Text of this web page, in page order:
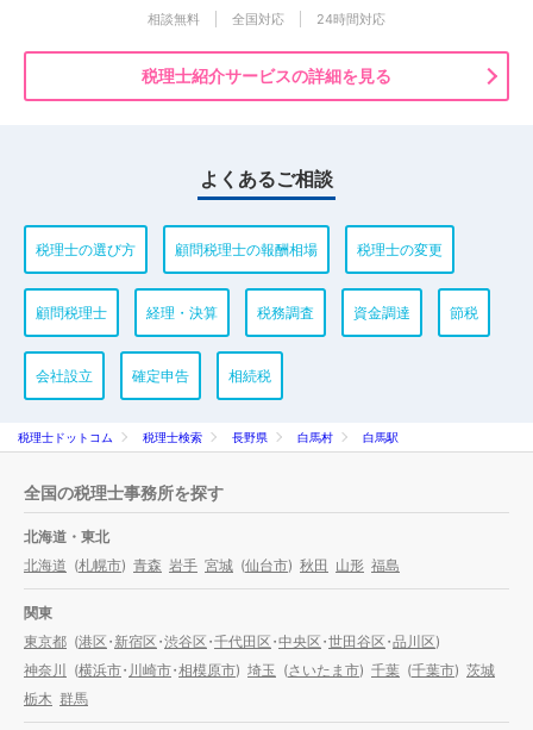
相談無料 全国対応 24時間対応
税理士紹介サービスの詳細を見る
よくあるご相談
税理士の選び方 顧問税理士の報酬相場 税理士の変更
顧問税理士 経理・決算 税務調査 資金調達 節税
会社設立 確定申告 相続税
税理士ドットコム 税理士検索 長野県 白馬村 白馬駅
全国の税理士事務所を探す
北海道・東北
北海道 (札幌市) 青森 岩手 宮城 (仙台市) 秋田 山形 福島
関東
東京都 (港区・新宿区・渋谷区・千代田区・中央区・世田谷区・品川区)
神奈川
(横浜市・川崎市・相模原市) 埼玉 (さいたま市) 千葉 (千葉市) 茨城
栃木 群馬